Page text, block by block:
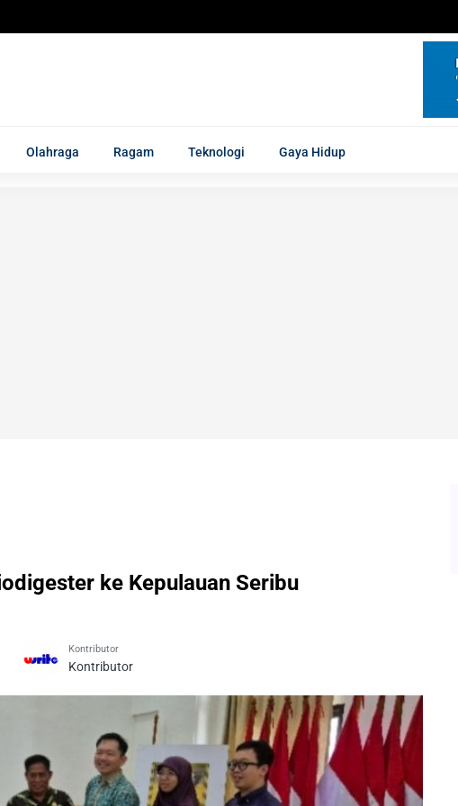
Olahraga Ragam Teknologi Gaya Hidup
ke Kepulauan Seribu
Kontributor
Kontributor